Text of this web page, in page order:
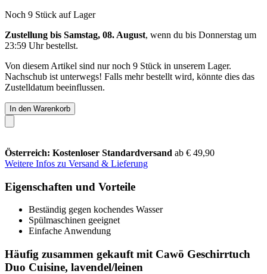
Noch 9 Stück auf Lager
Zustellung bis Samstag, 08. August, wenn du bis Donnerstag um
23:59 Uhrbestellst.
Von diesem Artikel sind nur noch 9 Stück in unserem Lager.
Nachschub ist unterwegs! Falls mehr bestellt wird, könnte dies das
Zustelldatum beeinflussen.
In den Warenkorb
Österreich: Kostenloser Standardversand ab € 49,90
Weitere Infos zu Versand & Lieferung
Eigenschaften und Vorteile
Beständig gegen kochendes Wasser
Spülmaschinen geeignet
Einfache Anwendung
Häufig zusammen gekauft mit Cawö Geschirrtuch
Duo Cuisine, lavendel/leinen